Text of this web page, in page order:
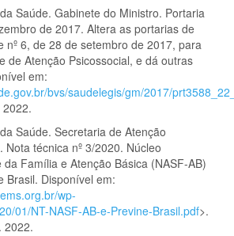
Saúde. Gabinete do Ministro. Portaria
de 2017. Altera as portarias de
nº 6, de 28 de setembro de 2017, para
de Atenção Psicossocial, e dá outras
em:
bvs/saudelegis/gm/2017/
Saúde. Secretaria de Atenção
Nota técnica nº 3/2020. Núcleo
Família e Atenção Básica (NASF-AB)
Brasil. Disponível em:
wp-
01/NT-NASF-AB-e-Previne-Brasil.pdf>.
2022.